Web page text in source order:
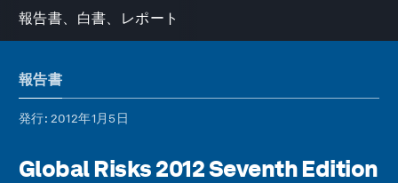
報告書、白書、レポート
報告書
発行: 2012年1月5日
Global Risks 2012 Seventh Edition